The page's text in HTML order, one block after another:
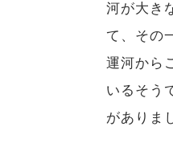
河が大き
て、その
運河から
いるそう
がありま